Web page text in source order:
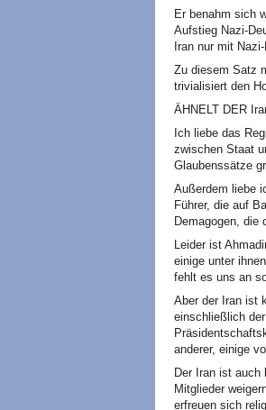
Er benahm sich
Aufstieg Nazi-
Iran nur mit
Zu diesem Satz
trivialisiert den
ÄHNELT DER
Ich liebe das
zwischen Staat
Glaubenssätze
Außerdem liebe
Führer, die auf
Demagogen, die
Leider ist
einige unter
fehlt es uns an
Aber der Iran ist
einschließlich
anderer, einige
Der Iran ist
Mitglieder
erfreuen sich